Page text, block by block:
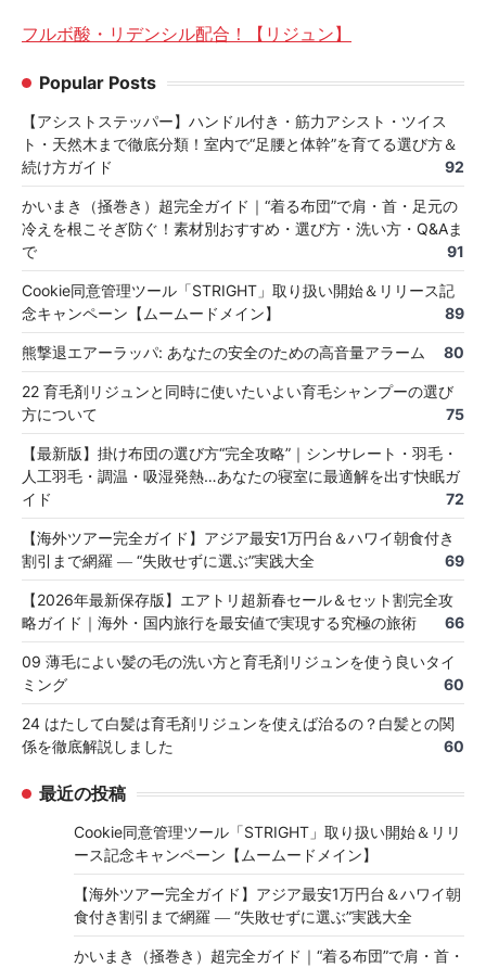
フルボ酸・リデンシル配合！【リジュン】
Popular Posts
【アシストステッパー】ハンドル付き・筋力アシスト・ツイス
ト・天然木まで徹底分類！室内で“足腰と体幹”を育てる選び方＆
続け方ガイド
92
かいまき（掻巻き）超完全ガイド｜“着る布団”で肩・首・足元の
冷えを根こそぎ防ぐ！素材別おすすめ・選び方・洗い方・Q&Aま
で
91
Cookie同意管理ツール「STRIGHT」取り扱い開始＆リリース記
念キャンペーン【ムームードメイン】
89
熊撃退エアーラッパ: あなたの安全のための高音量アラーム 80
22 育毛剤リジュンと同時に使いたいよい育毛シャンプーの選び
方について
75
【最新版】掛け布団の選び方“完全攻略”｜シンサレート・羽毛・
人工羽毛・調温・吸湿発熱…あなたの寝室に最適解を出す快眠ガ
イド
72
【海外ツアー完全ガイド】アジア最安1万円台＆ハワイ朝食付き
割引まで網羅 ― “失敗せずに選ぶ”実践大全
69
【2026年最新保存版】エアトリ超新春セール＆セット割完全攻
略ガイド｜海外・国内旅行を最安値で実現する究極の旅術
66
09 薄毛によい髪の毛の洗い方と育毛剤リジュンを使う良いタイ
ミング
60
24 はたして白髪は育毛剤リジュンを使えば治るの？白髪との関
係を徹底解説しました
60
最近の投稿
Cookie同意管理ツール「STRIGHT」取り扱い開始＆リリ
ース記念キャンペーン【ムームードメイン】
【海外ツアー完全ガイド】アジア最安1万円台＆ハワイ朝
食付き割引まで網羅 ― “失敗せずに選ぶ”実践大全
かいまき（掻巻き）超完全ガイド｜“着る布団”で肩・首・